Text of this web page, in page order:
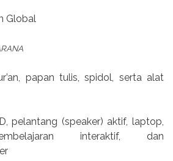
Global
papan tulis, spidol, serta alat
pelantang (speaker) aktif, laptop,
interaktif, dan